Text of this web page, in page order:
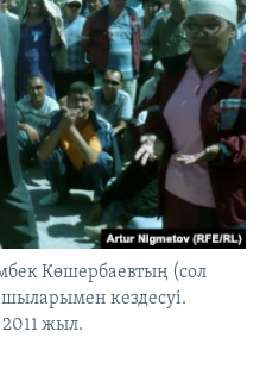
Көшербаевтың (сол
кездесуі.
жыл.